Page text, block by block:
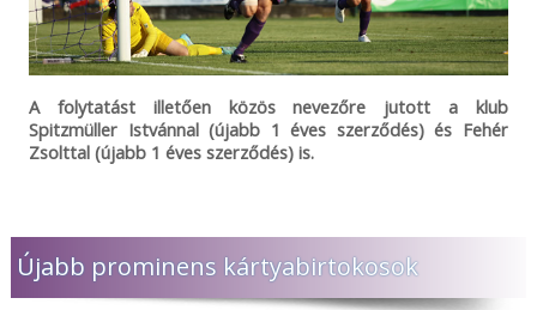
A folytatást illetően közös nevezőre jutott a klub
Spitzmüller Istvánnal (újabb 1 éves szerződés) és Fehér
Zsolttal (újabb 1 éves szerződés) is.
Újabb prominens kártyabirtokosok